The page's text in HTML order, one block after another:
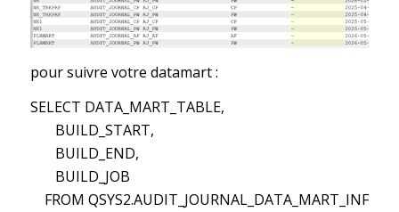
pour suivre votre datamart :
SELECT DATA_MART_TABLE,
BUILD_START,
BUILD_END,
BUILD_JOB
FROM QSYS2.AUDIT_JOURNAL_DATA_MART_INFO